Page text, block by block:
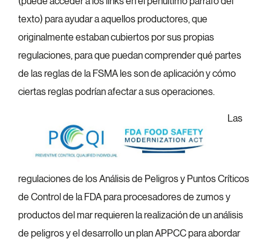
texto) para ayudar a aquellos productores, que
originalmente estaban cubiertos por sus propias
regulaciones, para que puedan comprender qué partes
de las reglas de la FSMA les son de aplicación y cómo
ciertas reglas podrían afectar a sus operaciones.
Las
regulaciones de los Análisis de Peligros y Puntos Críticos
de Control de la FDA para procesadores de zumos y
productos del mar requieren la realización de un análisis
de peligros y el desarrollo un plan APPCC para abordar